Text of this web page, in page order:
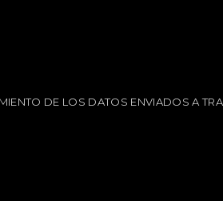
DE LOS DATOS ENVIADOS A